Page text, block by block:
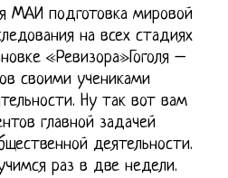
МАИ подготовка мировой
на всех стадиях
«Ревизора»Гоголя –
своими учениками
Ну так вот вам
главной задачей
деятельности.
раз в две недели.